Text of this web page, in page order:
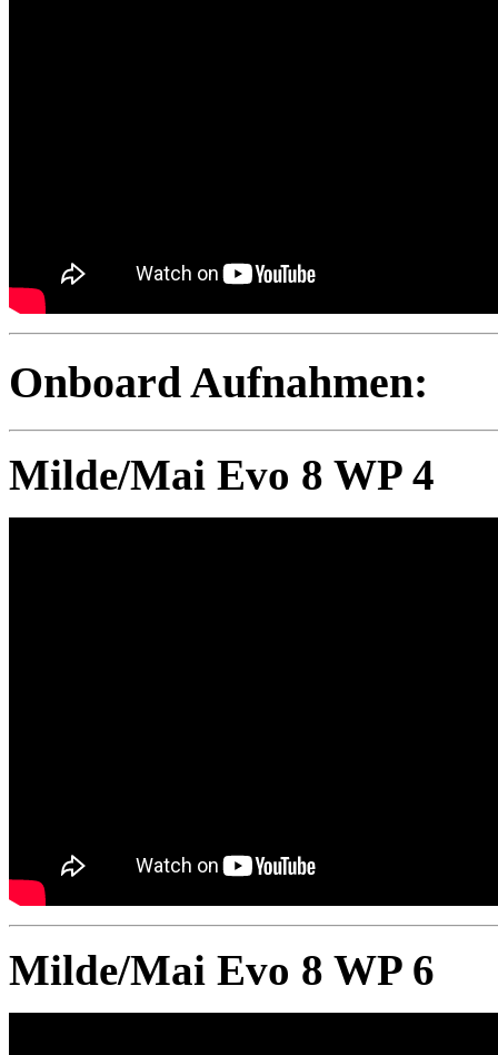
Onboard Aufnahmen:
Milde/Mai Evo 8 WP 4
Milde/Mai Evo 8 WP 6